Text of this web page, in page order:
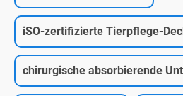
iSO-zertifizierte Tierpflege-
chirurgische absorbierende